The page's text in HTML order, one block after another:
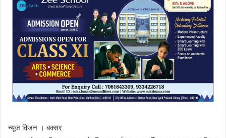
न्यूज विजन । बक्सर